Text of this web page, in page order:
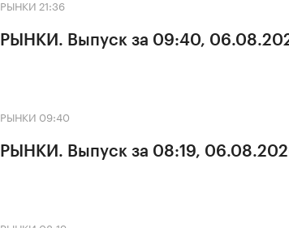
РЫНКИ 21:36
РЫНКИ. Выпуск за 09:40,
РЫНКИ 09:40
РЫНКИ. Выпуск за 08:19,